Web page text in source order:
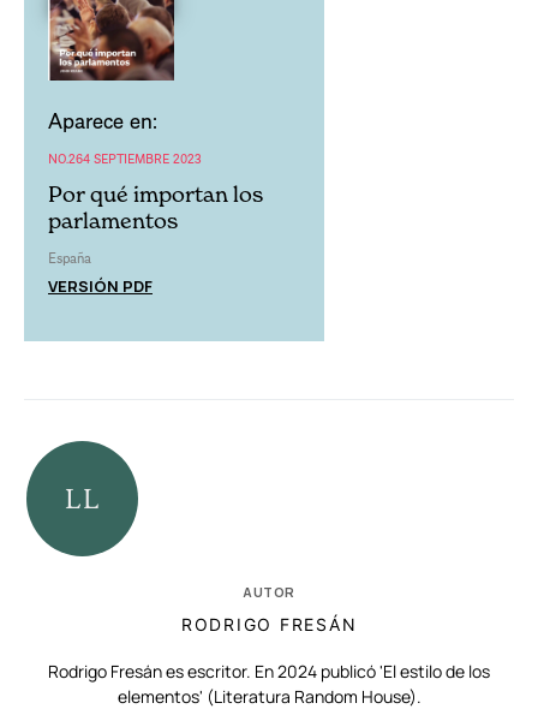
Aparece en:
NO.264 SEPTIEMBRE 2023
Por qué importan los
parlamentos
España
VERSIÓN PDF
AUTOR
RODRIGO FRESÁN
Rodrigo Fresán es escritor. En 2024 publicó 'El estilo de los
elementos' (Literatura Random House).